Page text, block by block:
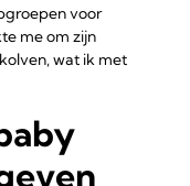
voor
me om zijn
wat ik met